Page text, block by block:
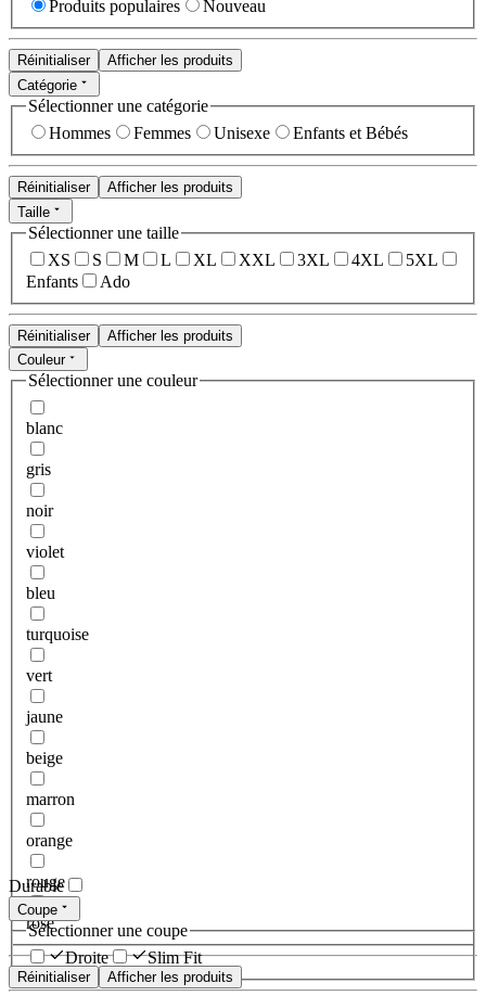
Produits populaires Nouveau
Réinitialiser
Afficher les produits
Catégorie
Sélectionner une catégorie
Hommes
Femmes Unisexe Enfants et Bébés
Réinitialiser
Afficher les produits
Taille
Sélectionner une taille
XS
S M L XL XXL 3XL 4XL
5XL
Enfants
Ado
Réinitialiser
Afficher les produits
Couleur
Sélectionner une couleur
blanc
gris
noir
violet
bleu
turquoise
vert
jaune
beige
marron
orange
rouge
rose
Réinitialiser Afficher les produits
Durable
Coupe
Sélectionner une coupe
Droite
Slim Fit